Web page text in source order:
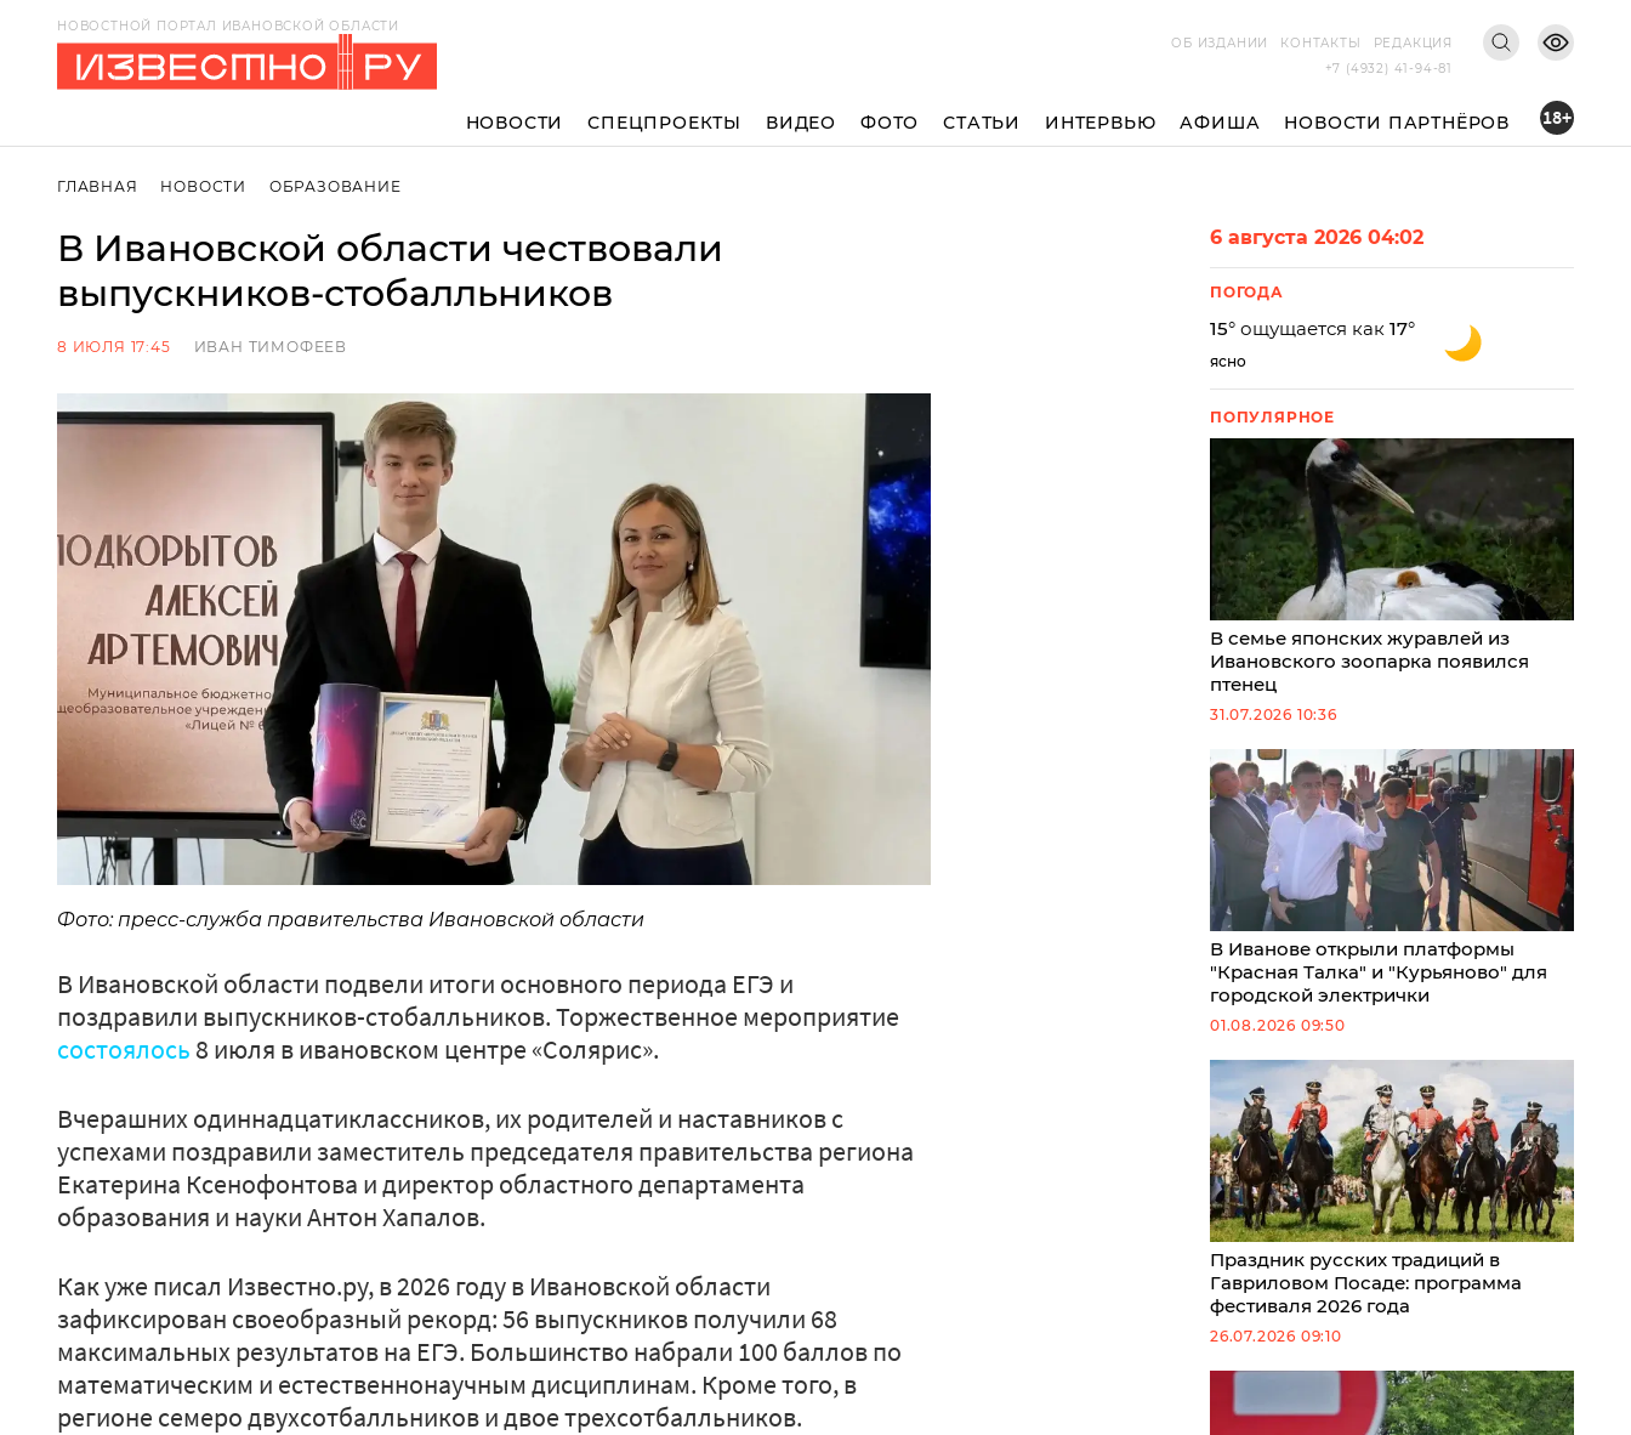
НОВОСТНОЙ ПОРТАЛ ИВАНОВСКОЙ ОБЛАСТИ
ОБ ИЗДАНИИ
КОНТАКТЫ
РЕДАКЦИЯ
+7 (4932) 41-94-81
НОВОСТИ СПЕЦПРОЕКТЫ ВИДЕО ФОТО СТАТЬИ ИНТЕРВЬЮ АФИША НОВОСТИ ПАРТНЁРОВ 18+
ГЛАВНАЯ НОВОСТИ ОБРАЗОВАНИЕ
В Ивановской области чествовали
выпускников-стобалльников
8 ИЮЛЯ 17:45 ИВАН ТИМОФЕЕВ
Фото: пресс-служба правительства Ивановской области
В Ивановской области подвели итоги основного периода ЕГЭ и
поздравили выпускников-стобалльников. Торжественное мероприятие
состоялось 8 июля в ивановском центре «Солярис».
Вчерашних одиннадцатиклассников, их родителей и наставников с
успехами поздравили заместитель председателя правительства региона
Екатерина Ксенофонтова и директор областного департамента
образования и науки Антон Хапалов.
Как уже писал Известно.ру, в 2026 году в Ивановской области
зафиксирован своеобразный рекорд: 56 выпускников получили 68
максимальных результатов на ЕГЭ. Большинство набрали 100 баллов по
математическим и естественнонаучным дисциплинам. Кроме того, в
регионе семеро двухсотбалльников и двое трехсотбалльников.
6 августа 2026 04:02
ПОГОДА
15° ощущается как 17°
ясно
ПОПУЛЯРНОЕ
В семье японских журавлей из
Ивановского зоопарка появился
птенец
31.07.2026 10:36
В Иванове открыли платформы
"Красная Талка" и "Курьяново" для
городской электрички
01.08.2026 09:50
Праздник русских традиций в
Гавриловом Посаде: программа
фестиваля 2026 года
26.07.2026 09:10